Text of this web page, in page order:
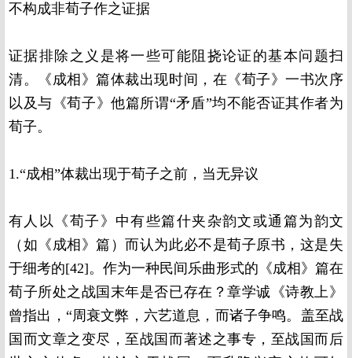
不构成非荀子作之证据
证据排除之义是将一些可能阻挠论证的基本问题扫
清。《成相》篇体裁出现时间，在《荀子》一书次序
以及与《荀子》他篇所谓“矛盾”均不能否证其作者为
荀子。
1.“成相”体裁出现于荀子之前，当无异议
有人以《荀子》中有些篇什夹杂韵文或通篇为韵文
（如《成相》篇）而认为此必不是荀子原书，这是失
于细考的[42]。作为一种民间乐曲形式的《成相》篇在
荀子所处之战国末年是否已存在？章学诚《诗教上》
曾指出，“周衰文弊，六艺道息，而诸子争鸣。盖至战
国而文章之变尽，至战国而著述之事专，至战国而后